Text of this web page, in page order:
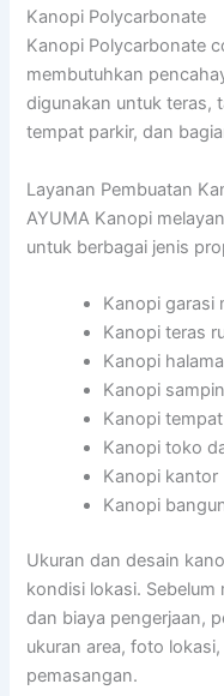
Kanopi Polycarbonate
Kanopi Polycarbonate
membutuhkan
digunakan untuk teras,
tempat parkir, dan
Layanan Pembuatan
AYUMA Kanopi
untuk berbagai jenis
Kanopi garasi
Kanopi teras
Kanopi
Kanopi
Kanopi
Kanopi toko
Kanopi kantor
Kanopi
Ukuran dan desain
kondisi lokasi.
dan biaya pengerjaan,
ukuran area, foto
pemasangan.